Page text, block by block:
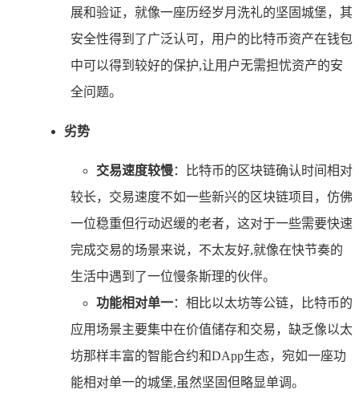
展和验证，就像一座历经岁月洗礼的坚固城堡，其
安全性得到了广泛认可，用户的比特币资产在钱包
中可以得到较好的保护,让用户无需担忧资产的安
全问题。
劣势
交易速度较慢：比特币的区块链确认时间相对
较长，交易速度不如一些新兴的区块链项目，仿佛
一位稳重但行动迟缓的老者，这对于一些需要快速
完成交易的场景来说，不太友好,就像在快节奏的
生活中遇到了一位慢条斯理的伙伴。
功能相对单一：相比以太坊等公链，比特币的
应用场景主要集中在价值储存和交易，缺乏像以太
坊那样丰富的智能合约和DApp生态，宛如一座功
能相对单一的城堡,虽然坚固但略显单调。